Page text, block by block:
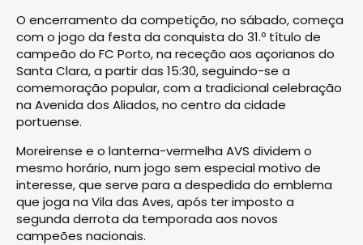
O encerramento da competição, no sábado, começa
com o jogo da festa da conquista do 31.º título de
campeão do FC Porto, na receção aos açorianos do
Santa Clara, a partir das 15:30, seguindo-se a
comemoração popular, com a tradicional celebração
na Avenida dos Aliados, no centro da cidade
portuense.
Moreirense e o lanterna-vermelha AVS dividem o
mesmo horário, num jogo sem especial motivo de
interesse, que serve para a despedida do emblema
que joga na Vila das Aves, após ter imposto a
segunda derrota da temporada aos novos
campeões nacionais.